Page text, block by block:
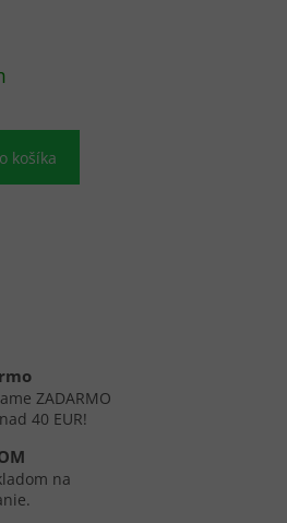
košíka
ZADARMO
40 EUR!
na